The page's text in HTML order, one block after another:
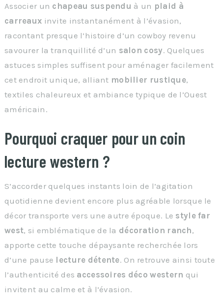
Associer un chapeau suspendu à un plaid à
carreaux invite instantanément à l’évasion,
racontant presque l’histoire d’un cowboy revenu
savourer la tranquillité d’un salon cosy. Quelques
astuces simples suffisent pour aménager facilement
cet endroit unique, alliant mobilier rustique,
textiles chaleureux et ambiance typique de l’Ouest
américain.
Pourquoi craquer pour un coin
lecture western ?
S’accorder quelques instants loin de l’agitation
quotidienne devient encore plus agréable lorsque le
décor transporte vers une autre époque. Le style far
west, si emblématique de la décoration ranch,
apporte cette touche dépaysante recherchée lors
d’une pause lecture détente. On retrouve ainsi toute
l’authenticité des accessoires déco western qui
invitent au calme et à l’évasion.